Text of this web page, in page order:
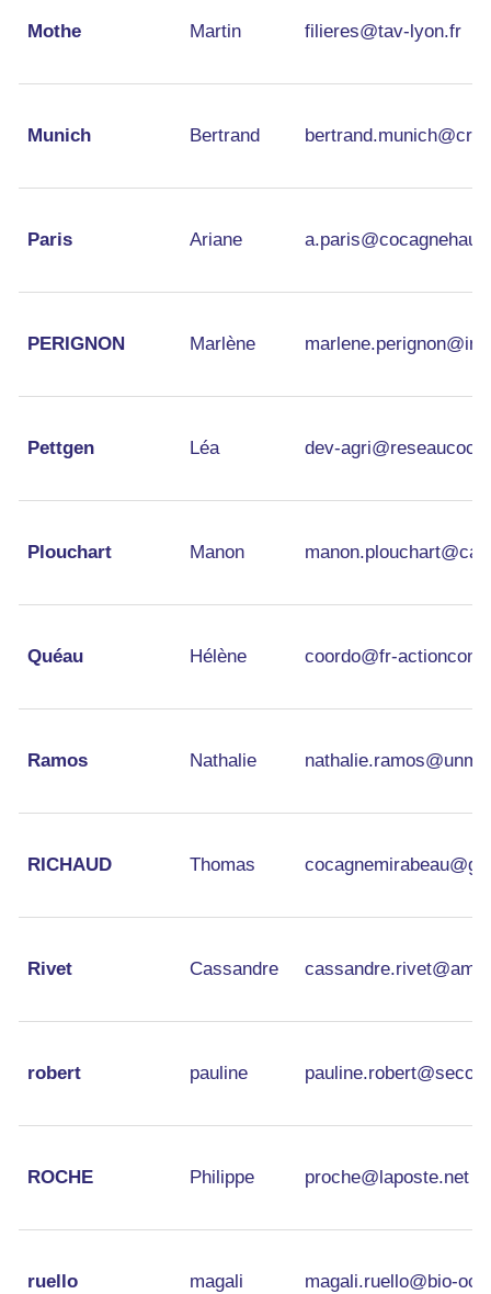
Mothe Martin filieres@tav-lyon.fr
Munich Bertrand
Paris Ariane
PERIGNON Marlène
Pettgen Léa dev-
Plouchart Manon
Quéau Hélène coordo@fr-
Ramos Nathalie
RICHAUD Thomas
Rivet Cassandre
robert pauline
ROCHE Philippe proche@laposte.net
ruello magali magali.ruello@bio-